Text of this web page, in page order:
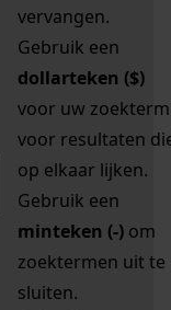
vervangen.
Gebruik een
dollarteken ($)
voor uw zoekterm
voor resultaten
op elkaar lijken.
Gebruik een
minteken (-) om
zoektermen uit te
sluiten.